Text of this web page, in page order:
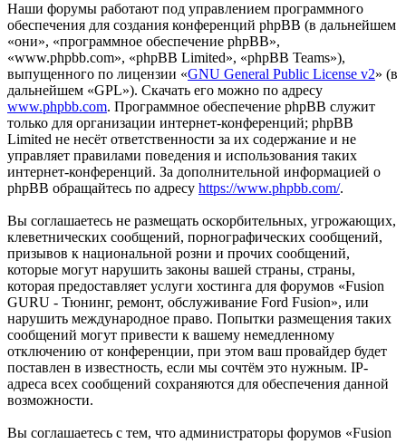
Наши форумы работают под управлением программного
обеспечения для создания конференций phpBB (в дальнейшем
«они», «программное обеспечение phpBB»,
«www.phpbb.com», «phpBB Limited», «phpBB Teams»),
выпущенного по лицензии «GNU General Public License v2» (в
дальнейшем «GPL»). Скачать его можно по адресу
www.phpbb.com. Программное обеспечение phpBB служит
только для организации интернет-конференций; phpBB
Limited не несёт ответственности за их содержание и не
управляет правилами поведения и использования таких
интернет-конференций. За дополнительной информацией о
phpBB обращайтесь по адресу https://www.phpbb.com/.
Вы соглашаетесь не размещать оскорбительных, угрожающих,
клеветнических сообщений, порнографических сообщений,
призывов к национальной розни и прочих сообщений,
которые могут нарушить законы вашей страны, страны,
которая предоставляет услуги хостинга для форумов «Fusion
GURU - Тюнинг, ремонт, обслуживание Ford Fusion», или
нарушить международное право. Попытки размещения таких
сообщений могут привести к вашему немедленному
отключению от конференции, при этом ваш провайдер будет
поставлен в известность, если мы сочтём это нужным. IP-
адреса всех сообщений сохраняются для обеспечения данной
возможности.
Вы соглашаетесь с тем, что администраторы форумов «Fusion